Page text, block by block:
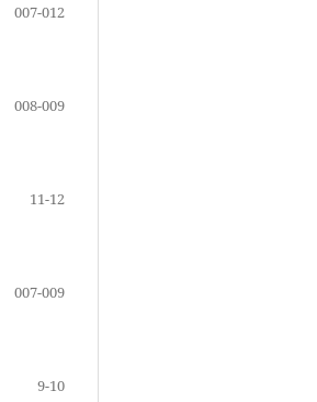
007-012
008-009
11-12
007-009
9-10